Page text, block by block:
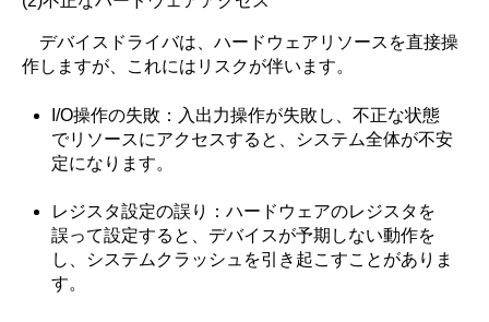
デバイスドライバは、ハードウェアリソースを直接操
作しますが、これにはリスクが伴います。
I/O操作の失敗：入出力操作が失敗し、不正な状態
でリソースにアクセスすると、システム全体が不安
定になります。
レジスタ設定の誤り：ハードウェアのレジスタを
誤って設定すると、デバイスが予期しない動作を
し、システムクラッシュを引き起こすことがありま
す。